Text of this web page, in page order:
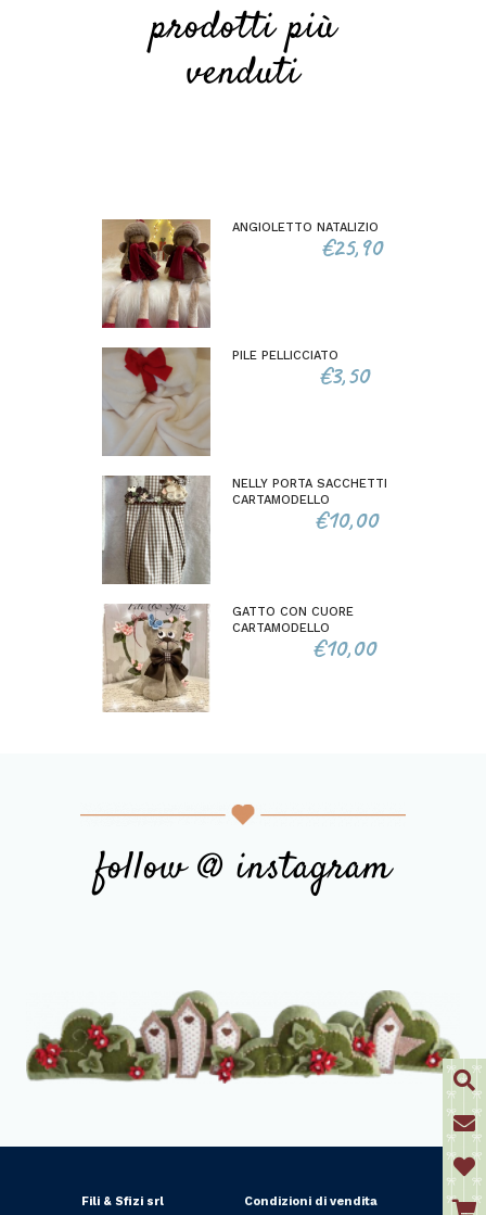
prodotti più
venduti
ANGIOLETTO NATALIZIO
€25,90
PILE PELLICCIATO
€3,50
NELLY PORTA SACCHETTI
CARTAMODELLO
€10,00
GATTO CON CUORE
CARTAMODELLO
€10,00
follow @ instagram
Fili & Sfizi srl Condizioni di vendita